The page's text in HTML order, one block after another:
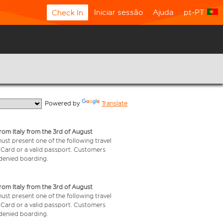
Check In Iniciar sessão Ajuda pt-PT
Powered by Translate
Italy from the 3rd of August
present one of the following travel
or a valid passport. Customers
boarding.
Italy from the 3rd of August
present one of the following travel
or a valid passport. Customers
boarding.